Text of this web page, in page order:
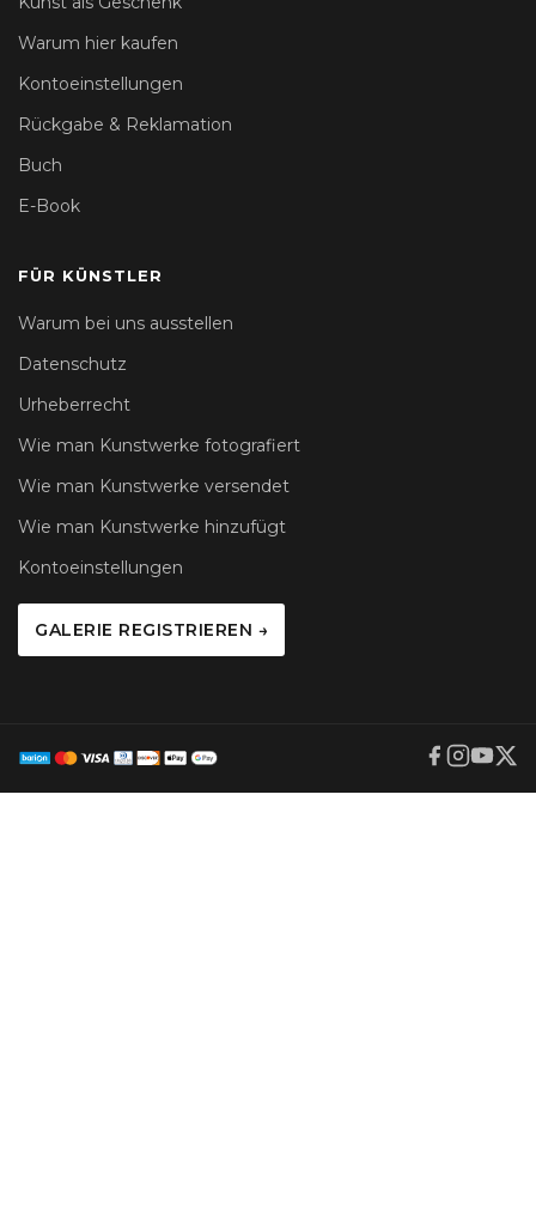
Warum hier kaufen
Kontoeinstellungen
Rückgabe & Reklamation
Buch
E-Book
FÜR KÜNSTLER
Warum bei uns ausstellen
Datenschutz
Urheberrecht
Wie man Kunstwerke fotografiert
Wie man Kunstwerke versendet
Wie man Kunstwerke hinzufügt
Kontoeinstellungen
GALERIE REGISTRIEREN →